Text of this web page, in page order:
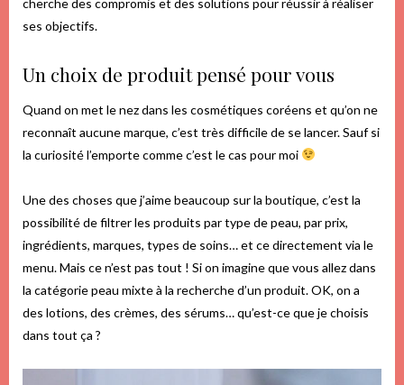
ses objectifs.
Un choix de produit pensé pour vous
Quand on met le nez dans les cosmétiques coréens et qu’on ne
reconnaît aucune marque, c’est très difficile de se lancer. Sauf si
la curiosité l’emporte comme c’est le cas pour moi
Une des choses que j’aime beaucoup sur la boutique, c’est la
possibilité de filtrer les produits par type de peau, par prix,
ingrédients, marques, types de soins… et ce directement via le
menu. Mais ce n’est pas tout ! Si on imagine que vous allez dans
la catégorie peau mixte à la recherche d’un produit. OK, on a
des lotions, des crèmes, des sérums… qu’est-ce que je choisis
dans tout ça ?